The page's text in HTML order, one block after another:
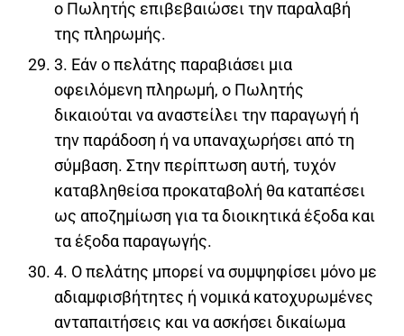
ο Πωλητής επιβεβαιώσει την παραλαβή
της πληρωμής.
3. Εάν ο πελάτης παραβιάσει μια
οφειλόμενη πληρωμή, ο Πωλητής
δικαιούται να αναστείλει την παραγωγή ή
την παράδοση ή να υπαναχωρήσει από τη
σύμβαση. Στην περίπτωση αυτή, τυχόν
καταβληθείσα προκαταβολή θα καταπέσει
ως αποζημίωση για τα διοικητικά έξοδα και
τα έξοδα παραγωγής.
4. Ο πελάτης μπορεί να συμψηφίσει μόνο με
αδιαμφισβήτητες ή νομικά κατοχυρωμένες
ανταπαιτήσεις και να ασκήσει δικαίωμα